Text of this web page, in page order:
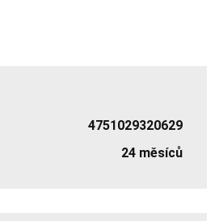
4751029320629
24 měsíců